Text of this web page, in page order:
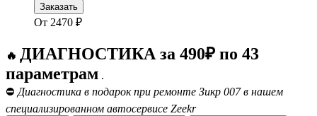
Заказать
От 2470 ₽
🔥 ДИАГНОСТИКА за 490₽ по 43
параметрам .
⛔ Диагностика в подарок при ремонте Зикр 007 в нашем
специализированном автосервисе Zeekr